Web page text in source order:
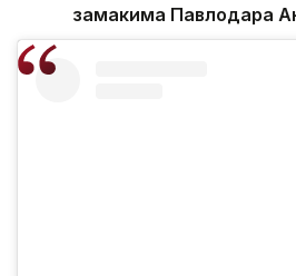
замакима Павлодара